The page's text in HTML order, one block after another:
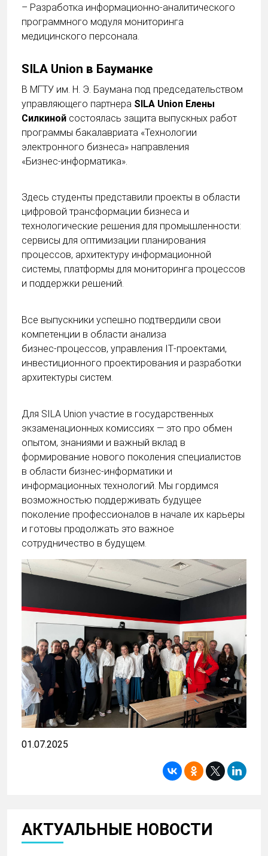
– Разработка информационно-аналитического
программного модуля мониторинга
медицинского персонала.
SILA Union в Бауманке
В МГТУ им. Н. Э. Баумана под председательством
управляющего партнера SILA Union Елены
Силкиной состоялась защита выпускных работ
программы бакалавриата «Технологии
электронного бизнеса» направления
«Бизнес‑информатика».
Здесь студенты представили проекты в области
цифровой трансформации бизнеса и
технологические решения для промышленности:
сервисы для оптимизации планирования
процессов, архитектуру информационной
системы, платформы для мониторинга процессов
и поддержки решений.
Все выпускники успешно подтвердили свои
компетенции в области анализа
бизнес‑процессов, управления IT‑проектами,
инвестиционного проектирования и разработки
архитектуры систем.
Для SILA Union участие в государственных
экзаменационных комиссиях — это про обмен
опытом, знаниями и важный вклад в
формирование нового поколения специалистов
в области бизнес‑информатики и
информационных технологий. Мы гордимся
возможностью поддерживать будущее
поколение профессионалов в начале их карьеры
и готовы продолжать это важное
сотрудничество в будущем.
01.07.2025
АКТУАЛЬНЫЕ НОВОСТИ